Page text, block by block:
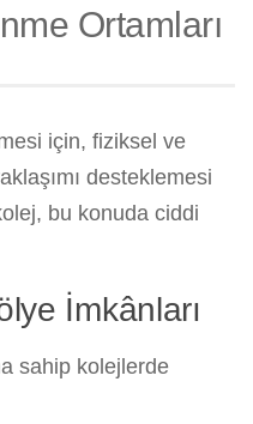
Ortamları
için, fiziksel ve
desteklemesi
bu konuda ciddi
İmkânları
sahip kolejlerde